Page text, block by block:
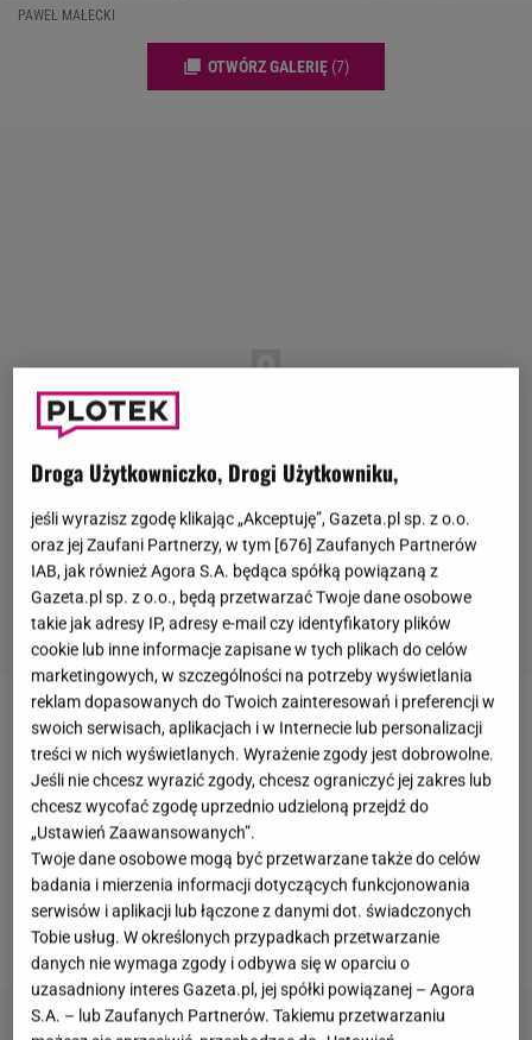
PAWEŁ MAŁECKI
OTWÓRZ GALERIĘ (7)
Wśród artystów, którzy wykonują kolędy znajdują się
tak znane gwiazdy jak Justyna Steczkowska,
Stanisław Sojka, Ryszard Rynkowski, Natalia
Kukulska, Edyta Bartosiewicz,
Krzysztof Krawczyk. Kolędują również gwiazdy
młodego pokolenia, na przykład Ewa Farna,
Honorata Skarbek,Margareti Rafał Mrozowski.
Droga Użytkowniczko, Drogi Użytkowniku,
jeśli wyrazisz zgodę klikając „Akceptuję”, Gazeta.pl sp. z o.o.
oraz jej Zaufani Partnerzy, w tym [676] Zaufanych Partnerów
IAB, jak również Agora S.A. będąca spółką powiązaną z
Gazeta.pl sp. z o.o., będą przetwarzać Twoje dane osobowe
takie jak adresy IP, adresy e-mail czy identyfikatory plików
cookie lub inne informacje zapisane w tych plikach do celów
marketingowych, w szczególności na potrzeby wyświetlania
reklam dopasowanych do Twoich zainteresowań i preferencji w
swoich serwisach, aplikacjach i w Internecie lub personalizacji
treści w nich wyświetlanych. Wyrażenie zgody jest dobrowolne.
Jeśli nie chcesz wyrazić zgody, chcesz ograniczyć jej zakres lub
chcesz wycofać zgodę uprzednio udzieloną przejdź do
„Ustawień Zaawansowanych”.
Twoje dane osobowe mogą być przetwarzane także do celów
badania i mierzenia informacji dotyczących funkcjonowania
serwisów i aplikacji lub łączone z danymi dot. świadczonych
Tobie usług. W określonych przypadkach przetwarzanie
danych nie wymaga zgody i odbywa się w oparciu o
uzasadniony interes Gazeta.pl, jej spółki powiązanej – Agora
S.A. – lub Zaufanych Partnerów. Takiemu przetwarzaniu